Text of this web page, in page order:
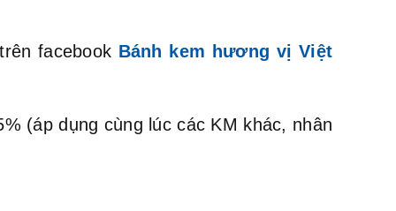
facebook Bánh kem hương vị Việt
(áp dụng cùng lúc các KM khác, nhân